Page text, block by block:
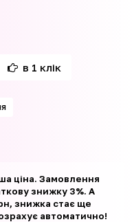
в 1 клік
ціна. Замовлення
знижку 3%. А
знижка стає ще
автоматично!